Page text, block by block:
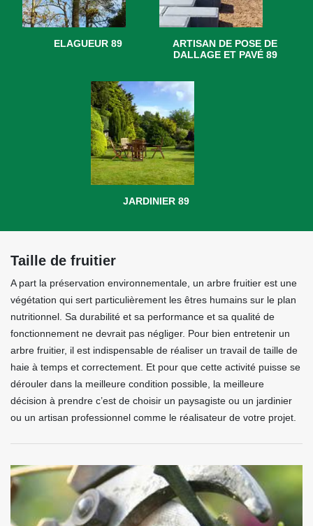
ELAGUEUR 89
ARTISAN DE POSE DE
DALLAGE ET PAVÉ 89
JARDINIER 89
Taille de fruitier
A part la préservation environnementale, un arbre fruitier est une
végétation qui sert particulièrement les êtres humains sur le plan
nutritionnel. Sa durabilité et sa performance et sa qualité de
fonctionnement ne devrait pas négliger. Pour bien entretenir un
arbre fruitier, il est indispensable de réaliser un travail de taille de
haie à temps et correctement. Et pour que cette activité puisse se
dérouler dans la meilleure condition possible, la meilleure
décision à prendre c’est de choisir un paysagiste ou un jardinier
ou un artisan professionnel comme le réalisateur de votre projet.